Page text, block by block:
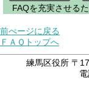
FAQを充実させる
前ぺージに戻る
ＦＡＱトップへ
練馬区役所 〒